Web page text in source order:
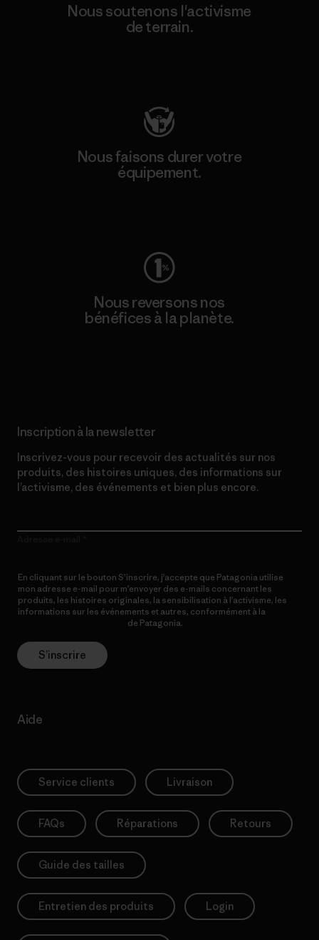
Nous soutenons l'activisme
de terrain.
Nous faisons durer votre
équipement.
Nous reversons nos
bénéfices à la planète.
Inscription à la newsletter
Inscrivez-vous pour recevoir des actualités sur nos
produits, des histoires uniques, des informations sur
l’activisme, des événements et bien plus encore.
En cliquant sur le bouton S’inscrire, j’accepte que Patagonia utilise
mon adresse e-mail pour m’envoyer des e-mails concernant les
produits, les histoires originales, la sensibilisation à l’activisme, les
informations sur les événements et autres, conformément à la
de Patagonia.
S’inscrire
Aide
Service clients Livraison
FAQs Réparations Retours
Guide des tailles
Entretien des produits Login